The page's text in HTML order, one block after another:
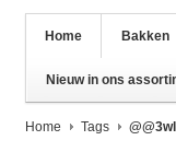
Home Bakken
Nieuw in ons
Home Tags